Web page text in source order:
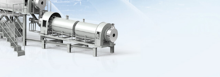
价 企业文化
组织架构